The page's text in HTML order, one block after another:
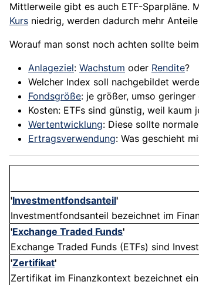
Mittlerweile gibt es auch ETF-Sparpläne.
Kurs niedrig, werden dadurch mehr
Worauf man sonst noch achten sollte beim
Anlageziel: Wachstum oder Rendite?
Welcher Index soll nachgebildet
Fondsgröße: je größer, umso
Kosten: ETFs sind günstig, weil kaum
Wertentwicklung: Diese sollte
Ertragsverwendung: Was geschieht
'Investmentfondsanteil'
Investmentfondsanteil bezeichnet im
'Exchange Traded Funds'
Exchange Traded Funds (ETFs) sind
'Zertifikat'
Zertifikat im Finanzkontext bezeichnet